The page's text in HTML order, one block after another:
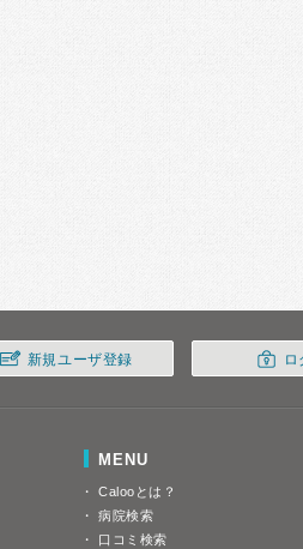
新規ユーザ登録 ロ
MENU
Calooとは？
病院検索
口コミ検索